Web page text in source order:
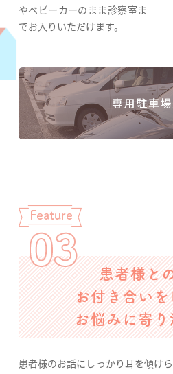
やベビーカーのまま診察室ま
でお入りいただけます。
患者様と
お付き合い
お悩みに寄
患者様のお話にしっかり耳を傾け